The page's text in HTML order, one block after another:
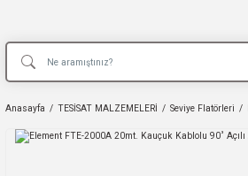
Anasayfa TESİSAT MALZEMELERİ Seviye Flatörleri